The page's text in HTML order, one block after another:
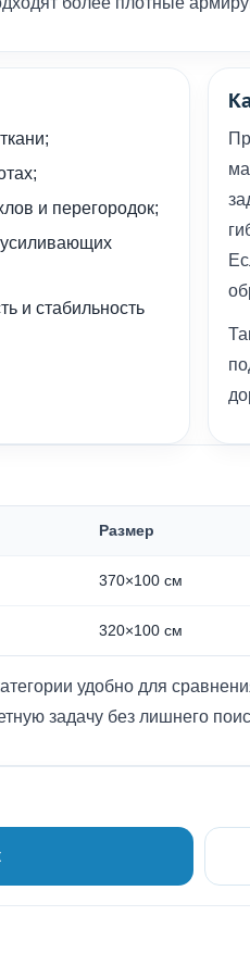
и перегородок;
усиливающих
и стабильность
Размер
370×100 см
320×100 см
удобно для
задачу без лишнего